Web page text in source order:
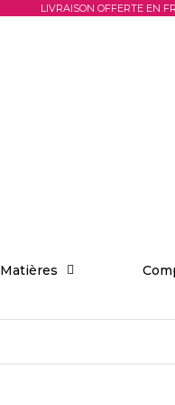
LIVRAISON OFFERTE EN
Matières